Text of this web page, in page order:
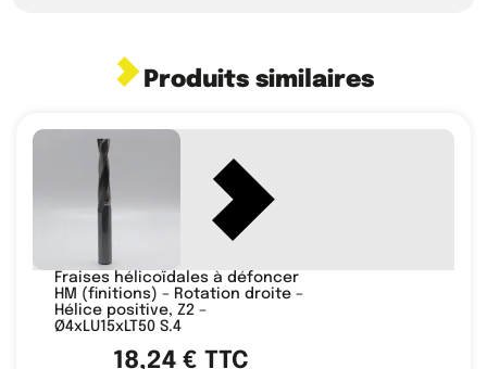
Produits similaires
Fraises hélicoïdales à défoncer
HM (finitions) – Rotation droite –
Hélice positive, Z2 –
Ø4xLU15xLT50 S.4
18,24 € TTC